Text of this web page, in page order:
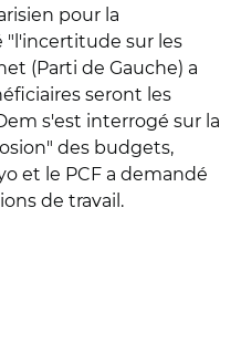
pour la
sur les
(Parti de Gauche) a
seront les
s'est interrogé sur la
des budgets,
et le PCF a demandé
de travail.